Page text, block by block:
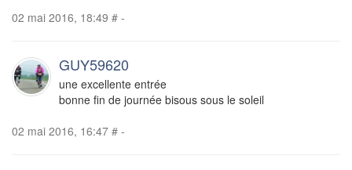
02 mai 2016, 18:49 # -
GUY59620
une excellente entrée
bonne fin de journée bisous sous le soleil
02 mai 2016, 16:47 # -